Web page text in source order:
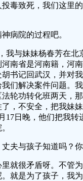
毒致死，我们这里
病院的过程吧。
我与妹妹杨春芳在
南省是河南籍，河
书记回武汉，并对
们解决案件问题。
轮功转化班两天，
，不安全，把我妹
17日晚，他们把我
夫与孩子知道吗？
就很矛盾呀。不管
就是为了孩子，我